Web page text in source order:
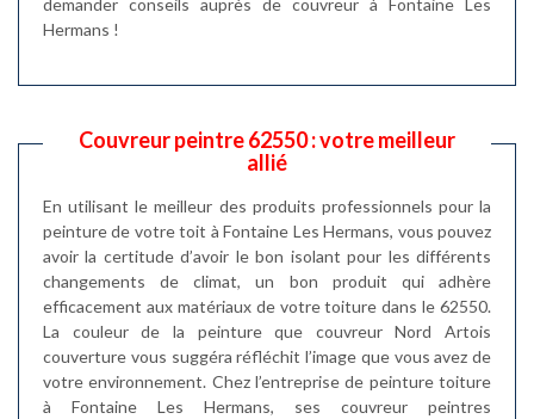
Hermans !
Couvreur peintre 62550 : votre meilleur
allié
En utilisant le meilleur des produits professionnels pour la
peinture de votre toit à Fontaine Les Hermans, vous pouvez
avoir la certitude d’avoir le bon isolant pour les différents
changements de climat, un bon produit qui adhère
efficacement aux matériaux de votre toiture dans le 62550.
La couleur de la peinture que couvreur Nord Artois
couverture vous suggéra réfléchit l’image que vous avez de
votre environnement. Chez l’entreprise de peinture toiture
à Fontaine Les Hermans, ses couvreur peintres